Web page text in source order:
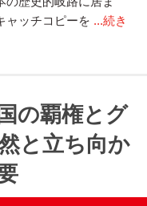
ャッチコピーを ...続き
の覇権とグ
と立ち向か